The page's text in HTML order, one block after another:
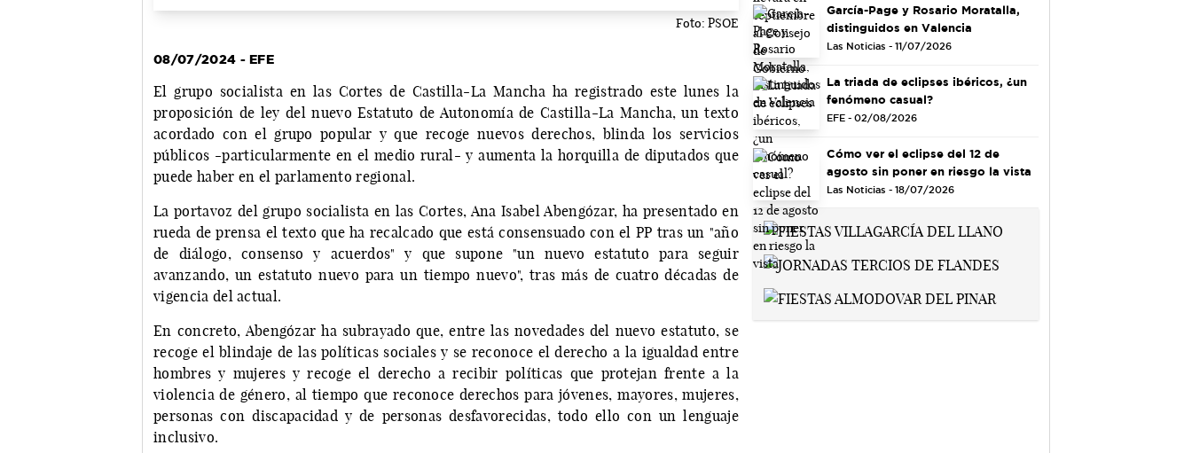
Foto: PSOE
08/07/2024 - EFE
El grupo socialista en las Cortes de Castilla-La Mancha ha registrado este lunes la
proposición de ley del nuevo Estatuto de Autonomía de Castilla-La Mancha, un texto
acordado con el grupo popular y que recoge nuevos derechos, blinda los servicios
públicos -particularmente en el medio rural- y aumenta la horquilla de diputados que
puede haber en el parlamento regional.
La portavoz del grupo socialista en las Cortes, Ana Isabel Abengózar, ha presentado en
rueda de prensa el texto que ha recalcado que está consensuado con el PP tras un "año
de diálogo, consenso y acuerdos" y que supone "un nuevo estatuto para seguir
avanzando, un estatuto nuevo para un tiempo nuevo", tras más de cuatro décadas de
vigencia del actual.
En concreto, Abengózar ha subrayado que, entre las novedades del nuevo estatuto, se
recoge el blindaje de las políticas sociales y se reconoce el derecho a la igualdad entre
hombres y mujeres y recoge el derecho a recibir políticas que protejan frente a la
violencia de género, al tiempo que reconoce derechos para jóvenes, mayores, mujeres,
personas con discapacidad y de personas desfavorecidas, todo ello con un lenguaje
inclusivo.
García-Page y Rosario Moratalla,
distinguidos en Valencia
Las Noticias - 11/07/2026
La triada de eclipses ibéricos, ¿un
fenómeno casual?
EFE - 02/08/2026
Cómo ver el eclipse del 12 de
agosto sin poner en riesgo la vista
Las Noticias - 18/07/2026